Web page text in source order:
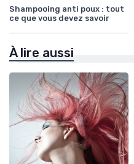
Shampooing anti poux : tout
ce que vous devez savoir
À lire aussi